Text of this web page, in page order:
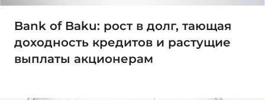
Bank of Baku: рост в долг, тающая
доходность кредитов и растущие
выплаты акционерам